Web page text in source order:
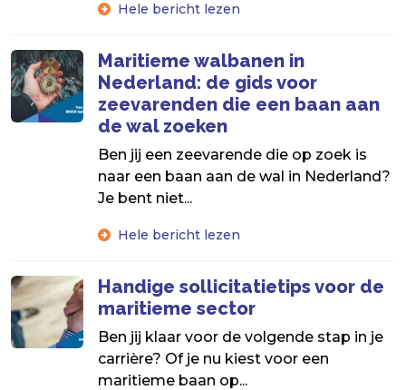
Hele bericht lezen
Maritieme walbanen in
Nederland: de gids voor
zeevarenden die een baan aan
de wal zoeken
Ben jij een zeevarende die op zoek is
naar een baan aan de wal in Nederland?
Je bent niet...
Hele bericht lezen
Handige sollicitatietips voor de
maritieme sector
Ben jij klaar voor de volgende stap in je
carrière? Of je nu kiest voor een
maritieme baan op...